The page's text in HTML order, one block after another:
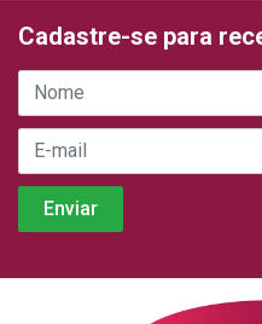
Cadastre-se para